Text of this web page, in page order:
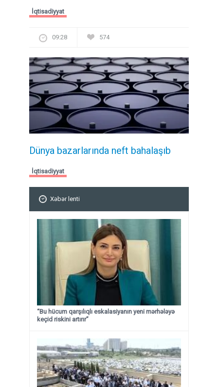
İqtisadiyyat
09:28 574
Dünya bazarlarında neft bahalaşıb
İqtisadiyyat
Xəbər lenti
“Bu hücum qarşılıqlı eskalasiyanın yeni mərhələyə
keçid riskini artırır”